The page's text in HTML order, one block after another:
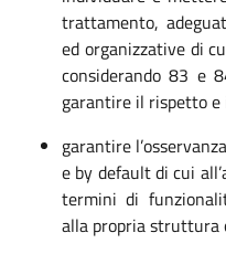
trattamento,
ed organizzative di
considerando 83 e
garantire il rispetto
garantire
e by default di cui
termini di
alla propria struttura